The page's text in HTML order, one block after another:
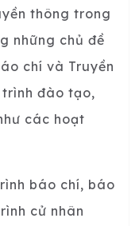
thông trong
những chủ đề
chí và Truyền
đào tạo,
các hoạt
báo chí, báo
cử nhân